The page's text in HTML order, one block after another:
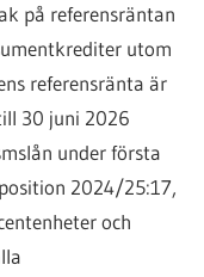
på referensräntan
utom
referensränta är
30 juni 2026
under första
2024/25:17,
och